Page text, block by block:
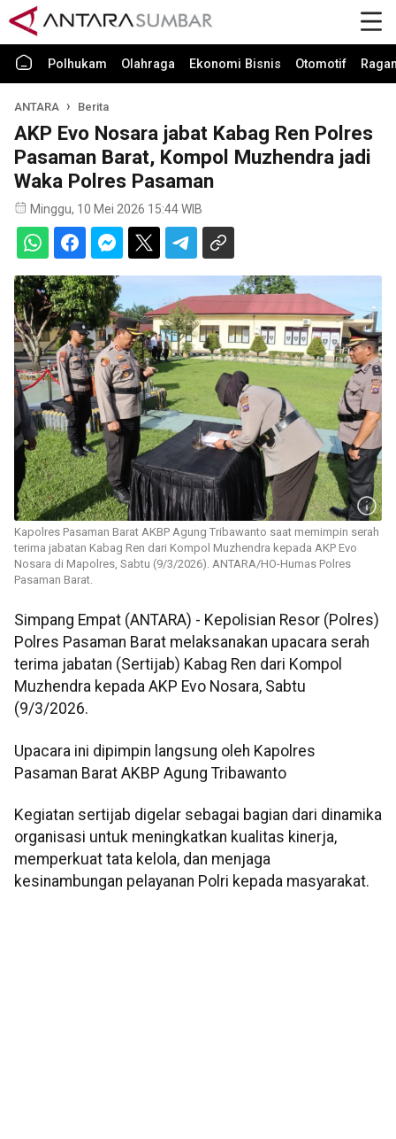
Polhukam Olahraga Ekonomi Bisnis Otomotif
ANTARA Berita
AKP Evo Nosara jabat Kabag Ren Polres
Pasaman Barat, Kompol Muzhendra jadi
Waka Polres Pasaman
Minggu, 10 Mei 2026 15:44 WIB
Kapolres Pasaman Barat AKBP Agung Tribawanto saat memimpin serah
terima jabatan Kabag Ren dari Kompol Muzhendra kepada AKP Evo
Nosara di Mapolres, Sabtu (9/3/2026). ANTARA/HO-Humas Polres
Pasaman Barat.
Simpang Empat (ANTARA) - Kepolisian Resor (Polres)
Polres Pasaman Barat melaksanakan upacara serah
terima jabatan (Sertijab) Kabag Ren dari Kompol
Muzhendra kepada AKP Evo Nosara, Sabtu
(9/3/2026.
Upacara ini dipimpin langsung oleh Kapolres
Pasaman Barat AKBP Agung Tribawanto
Kegiatan sertijab digelar sebagai bagian dari dinamika
organisasi untuk meningkatkan kualitas kinerja,
memperkuat tata kelola, dan menjaga
kesinambungan pelayanan Polri kepada masyarakat.